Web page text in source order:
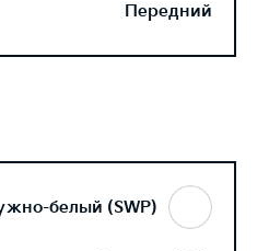
Передний
белый (SWP)